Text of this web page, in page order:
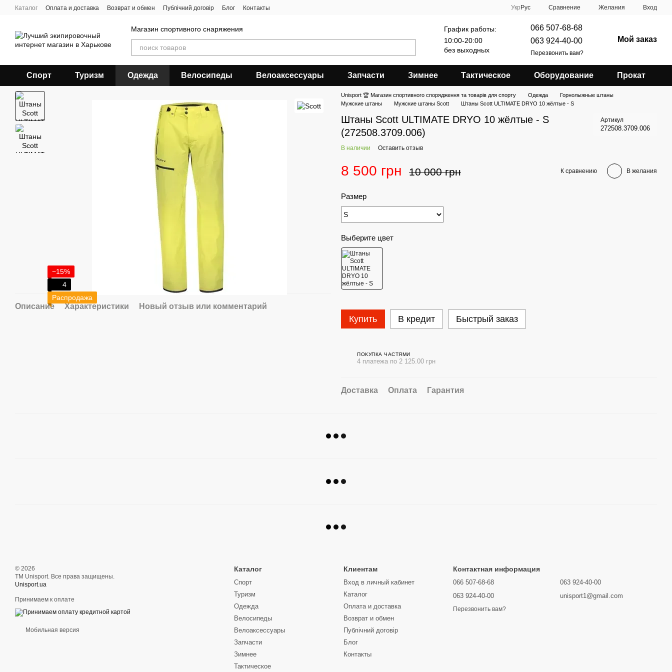
Перейти к основному контенту
Каталог Оплата и доставка Возврат и обмен Публічний договір Блог Контакты Укр Рус Сравнение Желания Вход
Магазин спортивного снаряжения
График работы:
10:00-20:00
без выходных
066 507-68-68
063 924-40-00
Перезвонить вам?
Мой заказ
Спорт Туризм Одежда Велосипеды Велоаксессуары Запчасти Зимнее Тактическое Оборудование Прокат
−15%
4
Распродажа
Описание Характеристики Новый отзыв или комментарий
Unisport 🏆 Магазин спортивного спорядження та товарів для спорту Одежда
Горнолыжные штаны
Мужские штаны
Мужские штаны Scott Штаны Scott ULTIMATE DRYO 10 жёлтые - S
Штаны Scott ULTIMATE DRYO 10 жёлтые - S
(272508.3709.006)
Артикул
272508.3709.006
В наличии Оставить отзыв
8 500 грн 10 000 грн К сравнению В желания
Размер
Выберите цвет
Купить В кредит Быстрый заказ
ПОКУПКА ЧАСТЯМИ
4 платежа по 2 125.00 грн
Доставка Оплата Гарантия
© 2026
ТМ Unisport. Все права защищены.
Unisport.ua
Принимаем к оплате
Мобильная версия
Каталог
Спорт
Туризм
Одежда
Велосипеды
Велоаксессуары
Запчасти
Зимнее
Тактическое
Клиентам
Вход в личный кабинет
Каталог
Оплата и доставка
Возврат и обмен
Публічний договір
Блог
Контакты
Контактная информация
066 507-68-68
063 924-40-00
Перезвонить вам?
063 924-40-00
unisport1@gmail.com